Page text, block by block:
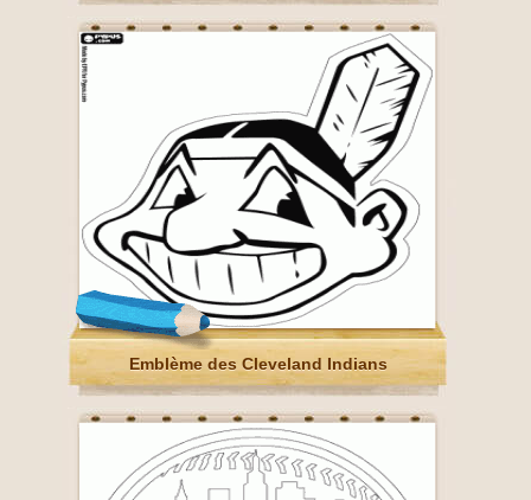
Emblème des Cleveland Indians